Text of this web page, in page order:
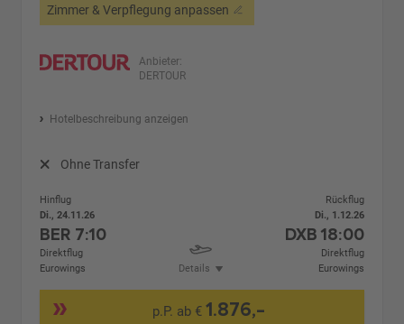
Zimmer & Verpflegung anpassen
Anbieter:
DERTOUR
Hotelbeschreibung anzeigen
Ohne Transfer
Hinflug
Di., 24.11.26
BER 7:10
Direktflug
Eurowings
Details
Rückflug
Di., 1.12.26
DXB 18:00
Direktflug
Eurowings
p.P. ab € 1.876,-